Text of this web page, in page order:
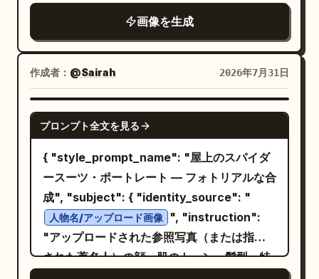
ファンタジーカードフレーム。映画のような
高精細デジタルペインティング、リアルなフ
ァンタジーイラスト、劇的な森のライティン
グ、苔、ツタ、樹皮、花、アンティーク調の
金属装飾を使用してください。 メインキャラ
クター: 緑色に光る目を持つ女性ドライアド
のバストアップポートレート。ひび割れた樹
皮のようなオリーブ色の肌、真剣でニュート
ラルな表情、ツタや葉、小枝、ピンクの花が
絡み合った長くワイルドなダークブラウンの
髪。樹皮、根、苔、重なり合う葉で作られた
オーガニックな鎧を着用。背後には、高い
木々の間から黄金の陽光が差し込み、緑の霧
画像を生成
作成者： @Sairah 2026年7月31日
GPT IMAGE 2
プロンプト全文を見る
{ "style_prompt_name": "屋上のスパイダ
ースーツ・ポートレート — フォトリアルな合
成", "subject": { "identity_source": "
人物名/アップロード画像
", "instruction":
"アップロードされた参照写真（または指定
された著名人）の顔、肌のトーン、髪型、特